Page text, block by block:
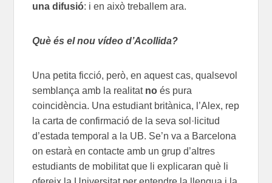
una difusió: i en això treballem ara.
Què és el nou vídeo d’Acollida?
Una petita ficció, però, en aquest cas, qualsevol
semblança amb la realitat no és pura
coincidència. Una estudiant britànica, l’Alex, rep
la carta de confirmació de la seva sol·licitud
d’estada temporal a la UB. Se’n va a Barcelona
on estarà en contacte amb un grup d’altres
estudiants de mobilitat que li explicaran què li